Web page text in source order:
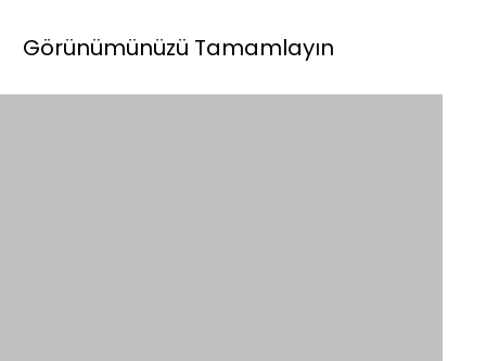
Görünümünüzü Tamamlayın